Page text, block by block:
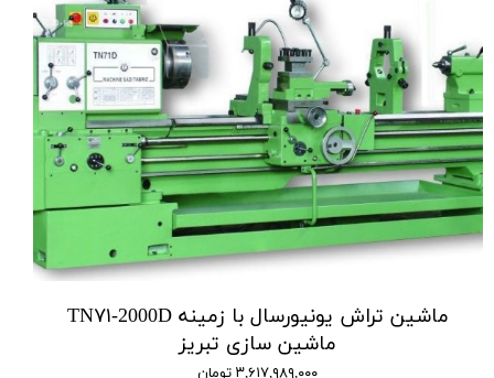
ماشین تراش یونیورسال با زمینه TN۷۱-2000D
ماشین سازی تبریز
۳,۶۱۷,۹۸۹,۰۰۰ تومان